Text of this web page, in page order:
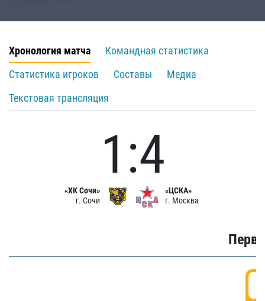
Хронология матча
Командная статистика
Статистика игроков
Составы
Медиа
Текстовая трансляция
«ХК Сочи»
г. Сочи
1:4
«ЦСКА»
г. Москва